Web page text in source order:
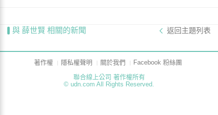
與 薛世賢 相關的新聞 返回主題列表
著作權 隱私權聲明 關於我們
Facebook 粉絲團
聯合線上公司 著作權所有
© udn.com All Rights Reserved.